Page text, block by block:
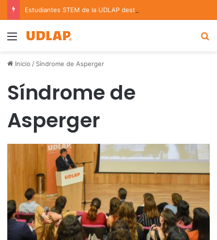
Menu
Inicio / Síndrome de Asperger
Síndrome de
Asperger